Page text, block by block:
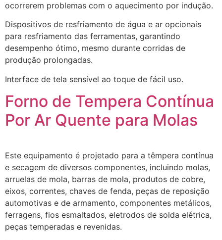
ocorrerem problemas com o aquecimento por indução.
Dispositivos de resfriamento de água e ar opcionais
para resfriamento das ferramentas, garantindo
desempenho ótimo, mesmo durante corridas de
produção prolongadas.
Interface de tela sensível ao toque de fácil uso.
Forno de Tempera Contínua
Por Ar Quente para Molas
Este equipamento é projetado para a têmpera contínua
e secagem de diversos componentes, incluindo molas,
arruelas de mola, barras de mola, produtos de cobre,
eixos, correntes, chaves de fenda, peças de reposição
automotivas e de armamento, componentes metálicos,
ferragens, fios esmaltados, eletrodos de solda elétrica,
peças temperadas e revenidas.